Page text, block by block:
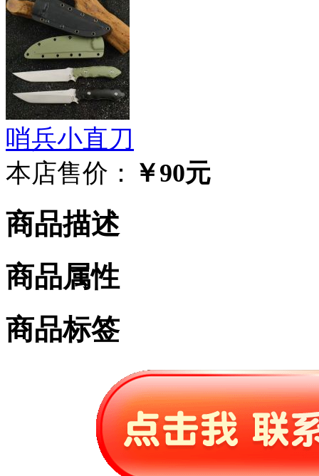
哨兵小直刀
本店售价： ￥90元
商品描述
商品属性
商品标签